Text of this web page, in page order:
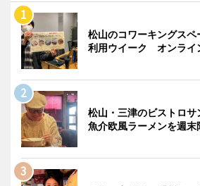
松山のコワーキングス
利用ウイーク オンライ
松山・三津のビストロ
魚介欧風ラーメンを週末